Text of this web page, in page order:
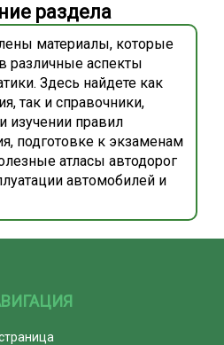
раздела
материалы, которые
различные аспекты
Здесь найдете как
так и справочники,
изучении правил
подготовке к экзаменам
атласы автодорог
автомобилей и